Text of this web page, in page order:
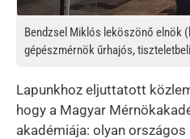
Bendzsel Miklós leköszönő elnök
gépészmérnök űrhajós,
Lapunkhoz eljuttatott
hogy a Magyar
akadémiája: olyan